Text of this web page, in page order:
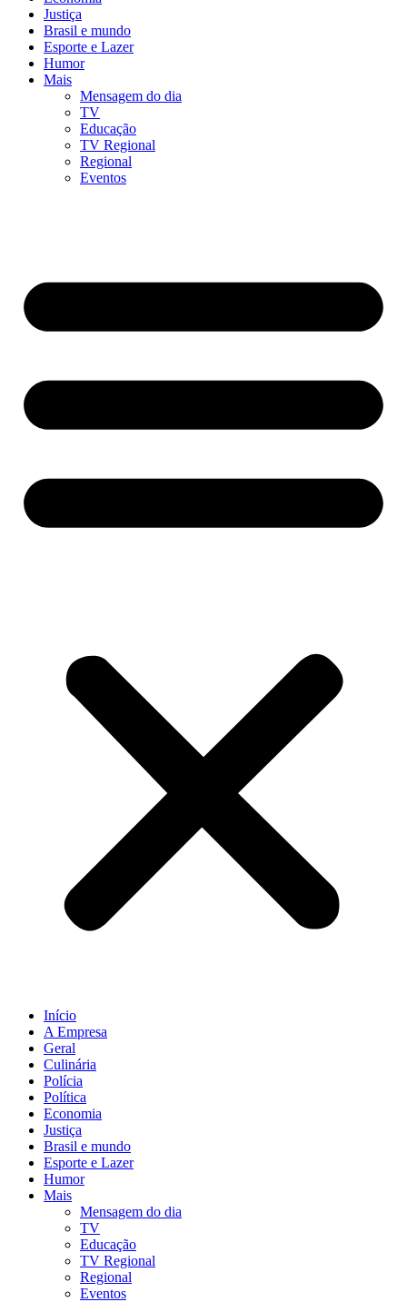
Justiça
Brasil e mundo
Esporte e Lazer
Humor
Mais
Mensagem do dia
TV
Educação
TV Regional
Regional
Eventos
Início
A Empresa
Geral
Culinária
Polícia
Política
Economia
Justiça
Brasil e mundo
Esporte e Lazer
Humor
Mais
Mensagem do dia
TV
Educação
TV Regional
Regional
Eventos